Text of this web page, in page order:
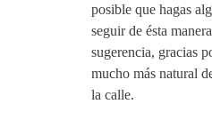
posible que hagas
seguir de ésta
sugerencia, gracias
mucho más natural
la calle.